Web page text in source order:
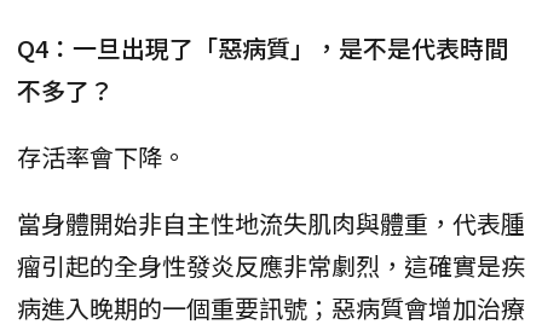
Q4：一旦出現了「惡病質」，是不是代表時間
不多了？
存活率會下降。
當身體開始非自主性地流失肌肉與體重，代表腫
瘤引起的全身性發炎反應非常劇烈，這確實是疾
病進入晚期的一個重要訊號；惡病質會增加治療